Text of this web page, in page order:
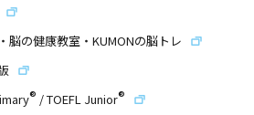
脳の健康教室・KUMONの脳トレ
® /TOEFL Junior®